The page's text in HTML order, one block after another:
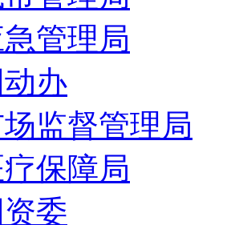
管理局
办
监督管理局
保障局
委